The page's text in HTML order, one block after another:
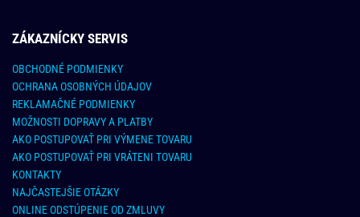
ZÁKAZNÍCKY SERVIS
OBCHODNÉ PODMIENKY
OCHRANA OSOBNÝCH ÚDAJOV
REKLAMAČNÉ PODMIENKY
MOŽNOSTI DOPRAVY A PLATBY
AKO POSTUPOVAŤ PRI VÝMENE TOVARU
AKO POSTUPOVAŤ PRI VRÁTENI TOVARU
KONTAKTY
NAJČASTEJŠIE OTÁZKY
ONLINE ODSTÚPENIE OD ZMLUVY